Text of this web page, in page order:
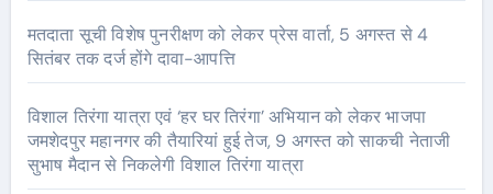
मतदाता सूची विशेष पुनरीक्षण को लेकर प्रेस वार्ता, 5 अगस्त से 4
सितंबर तक दर्ज होंगे दावा-आपत्ति
विशाल तिरंगा यात्रा एवं ‘हर घर तिरंगा’ अभियान को लेकर भाजपा
जमशेदपुर महानगर की तैयारियां हुई तेज, 9 अगस्त को साकची नेताजी
सुभाष मैदान से निकलेगी विशाल तिरंगा यात्रा